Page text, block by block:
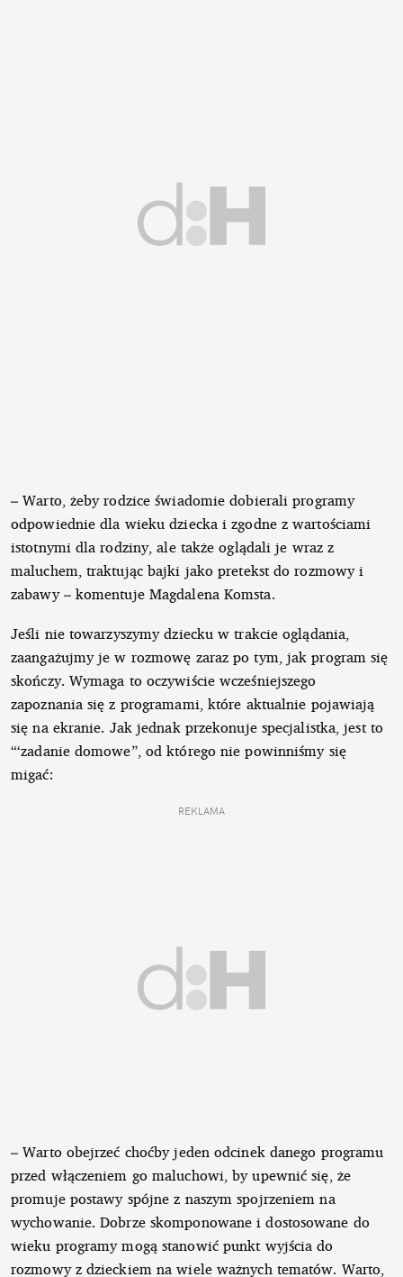
– Warto, żeby rodzice świadomie dobierali programy
odpowiednie dla wieku dziecka i zgodne z wartościami
istotnymi dla rodziny, ale także oglądali je wraz z
maluchem, traktując bajki jako pretekst do rozmowy i
zabawy – komentuje Magdalena Komsta.
Jeśli nie towarzyszymy dziecku w trakcie oglądania,
zaangażujmy je w rozmowę zaraz po tym, jak program się
skończy. Wymaga to oczywiście wcześniejszego
zapoznania się z programami, które aktualnie pojawiają
się na ekranie. Jak jednak przekonuje specjalistka, jest to
“‘zadanie domowe”, od którego nie powinniśmy się
migać:
REKLAMA
– Warto obejrzeć choćby jeden odcinek danego programu
przed włączeniem go maluchowi, by upewnić się, że
promuje postawy spójne z naszym spojrzeniem na
wychowanie. Dobrze skomponowane i dostosowane do
wieku programy mogą stanowić punkt wyjścia do
rozmowy z dzieckiem na wiele ważnych tematów. Warto,